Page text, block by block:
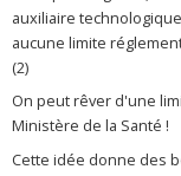
auxiliaire
aucune limite
(2)
On peut rêver d'une
Ministère de la Santé !
Cette idée donne des